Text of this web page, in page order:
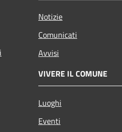
Notizie
Comunicati
Avvisi
VIVERE IL COMUNE
Luoghi
Eventi